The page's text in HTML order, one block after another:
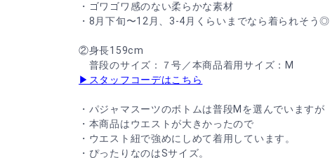
・ゴワゴワ感のない柔らかな素材
・8月下旬〜12月、3-4月くらいまでなら着られそう◎
②身長159cm
普段のサイズ：７号／本商品着用サイズ：M
▶スタッフコーデはこちら
・パジャマスーツのボトムは普段Mを選んでいますが
・本商品はウエストが大きかったので
・ウエスト紐で強めにしめて着用しています。
・ぴったりなのはSサイズ。